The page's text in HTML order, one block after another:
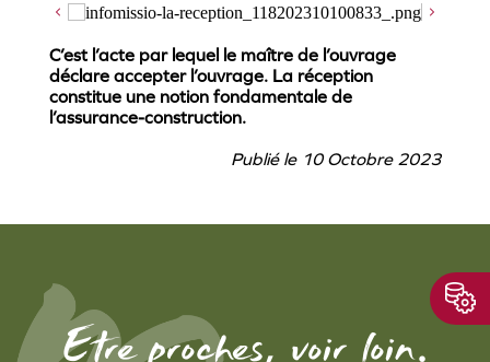
C’est l’acte par lequel le maître de l’ouvrage
déclare accepter l’ouvrage. La réception
constitue une notion fondamentale de
l’assurance-construction.
Publié le 10 Octobre 2023
Etre proches, voir loin.